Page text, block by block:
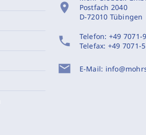
location_on
Postfach 2040
D-72010 Tübingen
phone Telefon: +49 7071-
Telefax: +49 7071-
mail E-Mail: